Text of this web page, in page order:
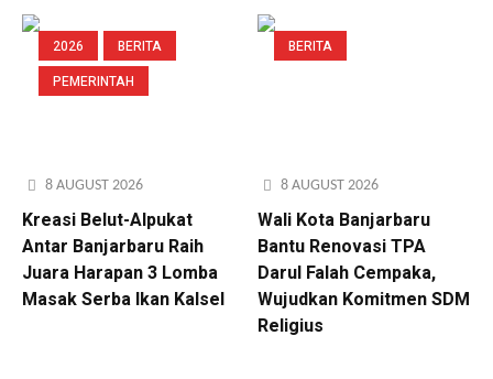
2026
BERITA
PEMERINTAH
8 AUGUST 2026
Kreasi Belut-Alpukat
Antar Banjarbaru Raih
Juara Harapan 3 Lomba
Masak Serba Ikan Kalsel
BERITA
8 AUGUST 2026
Wali Kota Banjarbaru
Bantu Renovasi TPA
Darul Falah Cempaka,
Wujudkan Komitmen SDM
Religius